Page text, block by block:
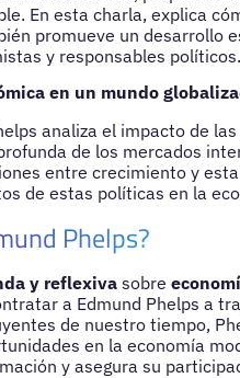
En esta charla, explica
promueve un desarrollo
y responsables políticos.
en un mundo
analiza el impacto de
de los mercados
entre crecimiento y
de estas políticas en la
Phelps?
y reflexivasobre
a Edmund Phelps a
de nuestro tiempo,
en la economía
y asegura su